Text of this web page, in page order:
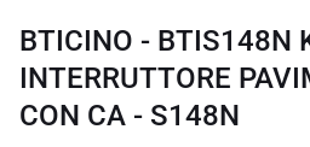
BTICINO - BTIS148N
INTERRUTTORE
CON CA - S148N